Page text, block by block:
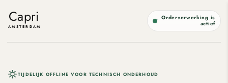
naar de
content
Capri
AMSTERDAM
Orderverwerking is
actief
TIJDELIJK OFFLINE VOOR TECHNISCH ONDERHOUD